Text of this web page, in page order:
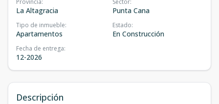
Provincia:
La Altagracia
Sector:
Punta Cana
Tipo de inmueble:
Apartamentos
Estado:
En Construcción
Fecha de entrega:
12-2026
Descripción